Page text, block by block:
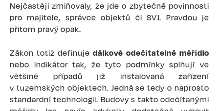
Nejčastěji zmiňovaly, že jde o zbytečné povinnosti
pro majitele, správce objektů či SVJ. Pravdou je
přitom pravý opak.
Zákon totiž definuje dálkově odečitatelné měřidlo
nebo indikátor tak, že tyto podmínky splňují ve
většině případů již instalovaná zařízení
v tuzemských objektech. Jedná se tedy o naprosto
standardní technologii. Budovy s takto odečítanými